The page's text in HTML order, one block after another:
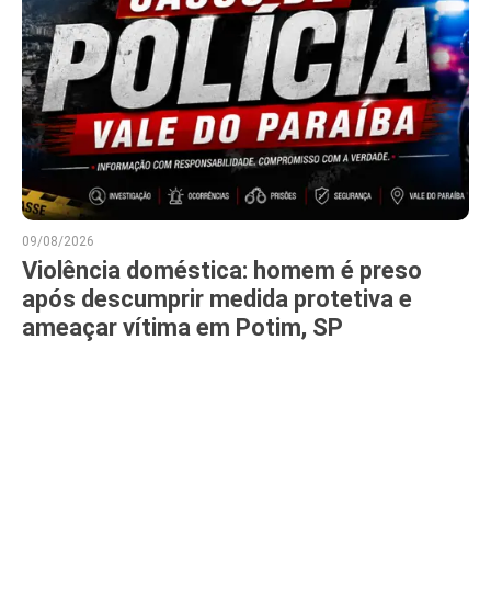
09/08/2026
Violência doméstica: homem é preso
após descumprir medida protetiva e
ameaçar vítima em Potim, SP